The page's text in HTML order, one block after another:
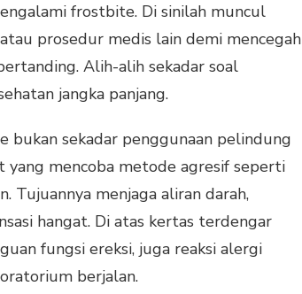
frostbite. Di sinilah muncul
prosedur medis lain demi mencegah
Alih-alih sekadar soal
jangka panjang.
bukan sekadar penggunaan pelindung
mencoba metode agresif seperti
Tujuannya menjaga aliran darah,
hangat. Di atas kertas terdengar
fungsi ereksi, juga reaksi alergi
berjalan.